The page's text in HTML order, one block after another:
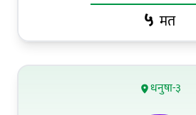
५ मत
धनुषा-३